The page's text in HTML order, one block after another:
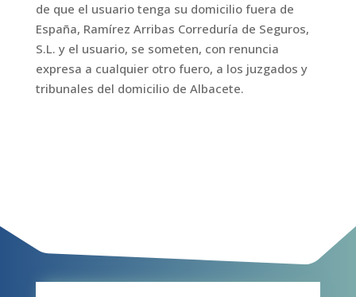
de que el usuario tenga su domicilio fuera de
España, Ramírez Arribas Correduría de Seguros,
S.L. y el usuario, se someten, con renuncia
expresa a cualquier otro fuero, a los juzgados y
tribunales del domicilio de Albacete.